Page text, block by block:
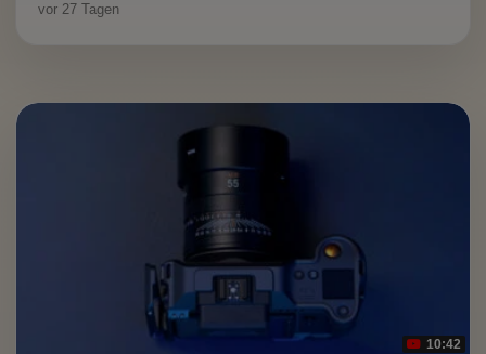
vor 27 Tagen
10:42